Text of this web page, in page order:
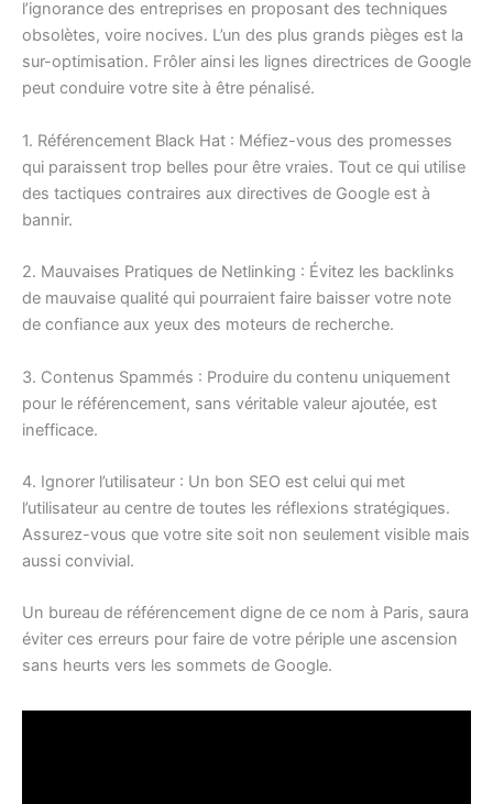
l’ignorance des entreprises en proposant des techniques
obsolètes, voire nocives. L’un des plus grands pièges est la
sur-optimisation. Frôler ainsi les lignes directrices de Google
peut conduire votre site à être pénalisé.
1. Référencement Black Hat : Méfiez-vous des promesses
qui paraissent trop belles pour être vraies. Tout ce qui utilise
des tactiques contraires aux directives de Google est à
bannir.
2. Mauvaises Pratiques de Netlinking : Évitez les backlinks
de mauvaise qualité qui pourraient faire baisser votre note
de confiance aux yeux des moteurs de recherche.
3. Contenus Spammés : Produire du contenu uniquement
pour le référencement, sans véritable valeur ajoutée, est
inefficace.
4. Ignorer l’utilisateur : Un bon SEO est celui qui met
l’utilisateur au centre de toutes les réflexions stratégiques.
Assurez-vous que votre site soit non seulement visible mais
aussi convivial.
Un bureau de référencement digne de ce nom à Paris, saura
éviter ces erreurs pour faire de votre périple une ascension
sans heurts vers les sommets de Google.